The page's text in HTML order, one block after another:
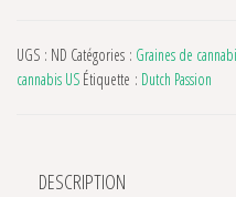
UGS : ND Catégories : Graines de
cannabis US Étiquette : Dutch Passion
DESCRIPTION